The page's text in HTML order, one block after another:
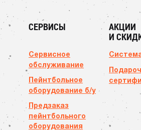
СЕРВИСЫ
Сервисное
обслуживание
Пейнтбольное
оборудование б/у
Предзаказ
пейнтбольного
оборудования
АКЦИИ
И